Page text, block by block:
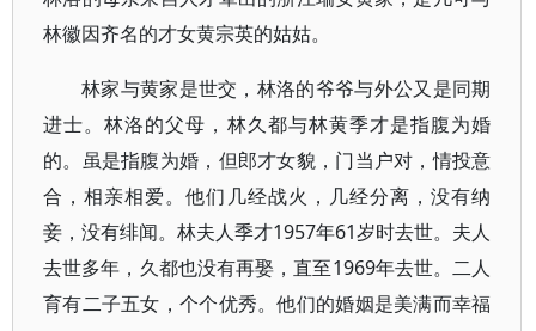
林徽因齐名的才女黄宗英的姑姑。
林家与黄家是世交，林洛的爷爷与外公又是同期
进士。林洛的父母，林久都与林黄季才是指腹为婚
的。虽是指腹为婚，但郎才女貌，门当户对，情投意
合，相亲相爱。他们几经战火，几经分离，没有纳
妾，没有绯闻。林夫人季才1957年61岁时去世。夫人
去世多年，久都也没有再娶，直至1969年去世。二人
育有二子五女，个个优秀。他们的婚姻是美满而幸福